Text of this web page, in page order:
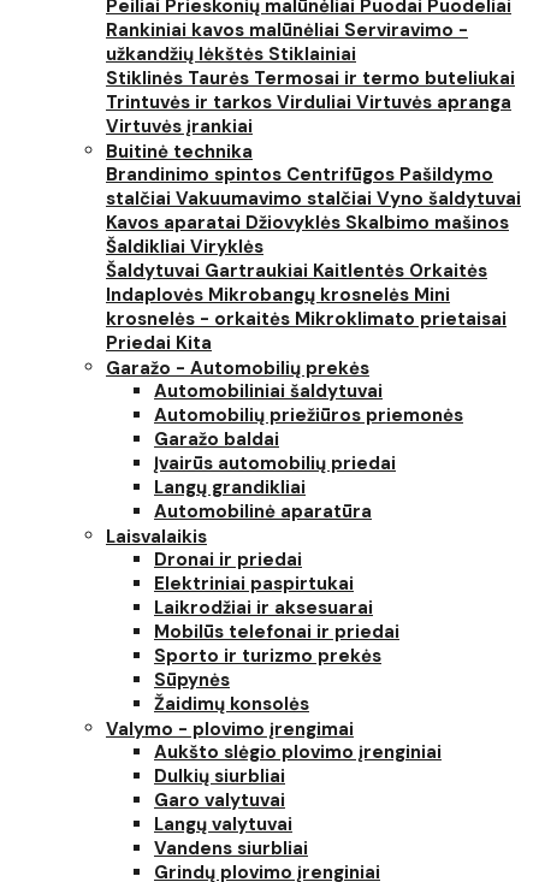
Peiliai Prieskonių malūnėliai Puodai Puodeliai
Rankiniai kavos malūnėliai Serviravimo -
užkandžių lėkštės Stiklainiai
Stiklinės Taurės Termosai ir termo buteliukai
Trintuvės ir tarkos Virduliai Virtuvės apranga
Virtuvės įrankiai
Buitinė technika
Brandinimo spintos Centrifūgos Pašildymo
stalčiai Vakuumavimo stalčiai Vyno šaldytuvai
Kavos aparatai Džiovyklės Skalbimo mašinos
Šaldikliai Viryklės
Šaldytuvai Gartraukiai Kaitlentės Orkaitės
Indaplovės Mikrobangų krosnelės Mini
krosnelės - orkaitės Mikroklimato prietaisai
Priedai Kita
Garažo - Automobilių prekės
Automobiliniai šaldytuvai
Automobilių priežiūros priemonės
Garažo baldai
Įvairūs automobilių priedai
Langų grandikliai
Automobilinė aparatūra
Laisvalaikis
Dronai ir priedai
Elektriniai paspirtukai
Laikrodžiai ir aksesuarai
Mobilūs telefonai ir priedai
Sporto ir turizmo prekės
Sūpynės
Žaidimų konsolės
Valymo - plovimo įrengimai
Aukšto slėgio plovimo įrenginiai
Dulkių siurbliai
Garo valytuvai
Langų valytuvai
Vandens siurbliai
Grindų plovimo įrenginiai